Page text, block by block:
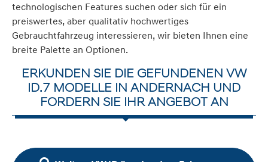
technologischen Features suchen oder sich für ein
preiswertes, aber qualitativ hochwertiges
Gebrauchtfahrzeug interessieren, wir bieten Ihnen eine
breite Palette an Optionen.
ERKUNDEN SIE DIE GEFUNDENEN VW
ID.7 MODELLE IN ANDERNACH UND
FORDERN SIE IHR ANGEBOT AN